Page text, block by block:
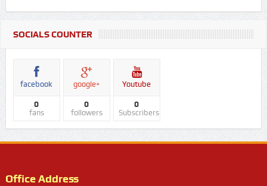
SOCIALS COUNTER
facebook
0
fans
google+
0
followers
Youtube
0
Subscribers
Office Address